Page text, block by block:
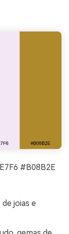
#B08B2E
joias e